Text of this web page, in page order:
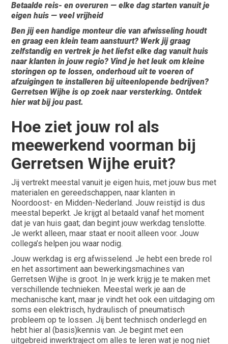
Betaalde reis- en overuren — elke dag starten vanuit je
eigen huis — veel vrijheid
Ben jij een handige monteur die van afwisseling houdt
en graag een klein team aanstuurt? Werk jij graag
zelfstandig en vertrek je het liefst elke dag vanuit huis
naar klanten in jouw regio? Vind je het leuk om kleine
storingen op te lossen, onderhoud uit te voeren of
afzuigingen te installeren bij uiteenlopende bedrijven?
Gerretsen Wijhe is op zoek naar versterking. Ontdek
hier wat bij jou past.
Hoe ziet jouw rol als
meewerkend voorman bij
Gerretsen Wijhe eruit?
Jij vertrekt meestal vanuit je eigen huis, met jouw bus met
materialen en gereedschappen, naar klanten in
Noordoost- en Midden-Nederland. Jouw reistijd is dus
meestal beperkt. Je krijgt al betaald vanaf het moment
dat je van huis gaat; dan begint jouw werkdag tenslotte.
Je werkt alleen, maar staat er nooit alleen voor. Jouw
collega’s helpen jou waar nodig.
Jouw werkdag is erg afwisselend. Je hebt een brede rol
en het assortiment aan bewerkingsmachines van
Gerretsen Wijhe is groot. In je werk krijg je te maken met
verschillende technieken. Meestal werk je aan de
mechanische kant, maar je vindt het ook een uitdaging om
soms een elektrisch, hydraulisch of pneumatisch
probleem op te lossen. Jij bent technisch onderlegd en
hebt hier al (basis)kennis van. Je begint met een
uitgebreid inwerktraject om alles te leren wat je nog niet